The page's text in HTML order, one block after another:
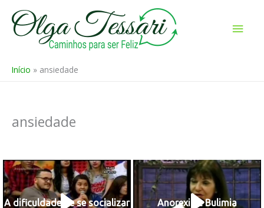
para
Início ansiedade
ansiedade
A dificuldade de se socializar Anorexia e Bulimia